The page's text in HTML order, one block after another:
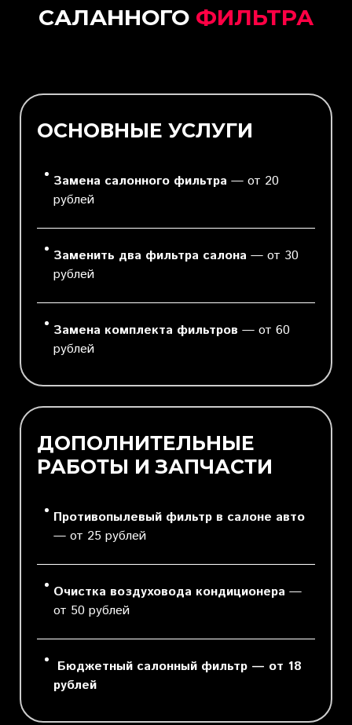
САЛАННОГО ФИЛЬТРА
ОСНОВНЫЕ УСЛУГИ
Замена салонного фильтра — от 20
рублей
Заменить два фильтра салона — от 30
рублей
Замена комплекта фильтров — от 60
рублей
ДОПОЛНИТЕЛЬНЫЕ
РАБОТЫ И ЗАПЧАСТИ
Противопылевый фильтр в салоне авто
— от 25 рублей
Очистка воздуховода кондиционера —
от 50 рублей
Бюджетный салонный фильтр — от 18
рублей